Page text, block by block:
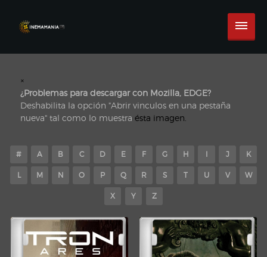
×
¿Problemas para descargar con Mozilla, EDGE?
Deshabilita la opción "Abrir vinculos en una pestaña
nueva" tal como lo muestra ésta imagen.
# A B C D E F G H I J K
L M N O P Q R S T U V W
X Y Z